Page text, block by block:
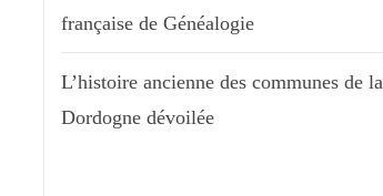
française de Généalogie
L’histoire ancienne des communes de la
Dordogne dévoilée